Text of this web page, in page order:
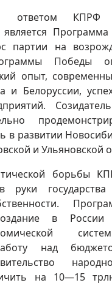
ответом
является
партии на
Победы
опыт,
и Белоруссии,
в развитии
и Ульяновской
борьбы
руки
в России
над
на 10—15